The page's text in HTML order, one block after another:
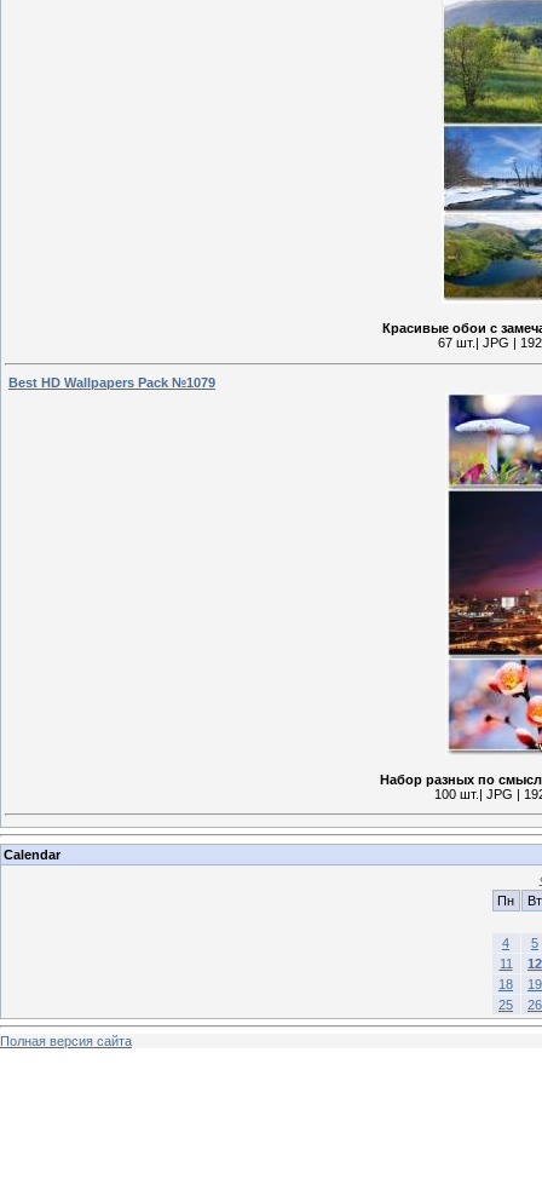
Красивые обои с
67 шт.| JPG |
Best HD Wallpapers Pack №1079
Набор разных по
100 шт.| JPG |
Calendar
Пн
Вт
4
5
11
12
18
19
25
26
Полная версия сайта